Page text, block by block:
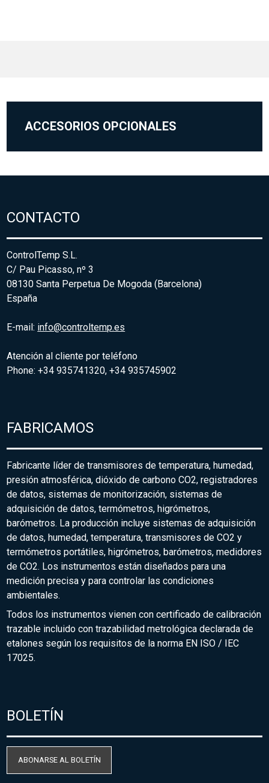
ACCESORIOS OPCIONALES
CONTACTO
ControlTemp S.L.
C/ Pau Picasso, nº 3
08130 Santa Perpetua De Mogoda (Barcelona)
España
E-mail: info@controltemp.es
Atención al cliente por teléfono
Phone: +34 935741320, +34 935745902
FABRICAMOS
Fabricante líder de transmisores de temperatura, humedad,
presión atmosférica, dióxido de carbono CO2, registradores
de datos, sistemas de monitorización, sistemas de
adquisición de datos, termómetros, higrómetros,
barómetros. La producción incluye sistemas de adquisición
de datos, humedad, temperatura, transmisores de CO2 y
termómetros portátiles, higrómetros, barómetros, medidores
de CO2. Los instrumentos están diseñados para una
medición precisa y para controlar las condiciones
ambientales.
Todos los instrumentos vienen con certificado de calibración
trazable incluido con trazabilidad metrológica declarada de
etalones según los requisitos de la norma EN ISO / IEC
17025.
BOLETÍN
ABONARSE AL BOLETÍN